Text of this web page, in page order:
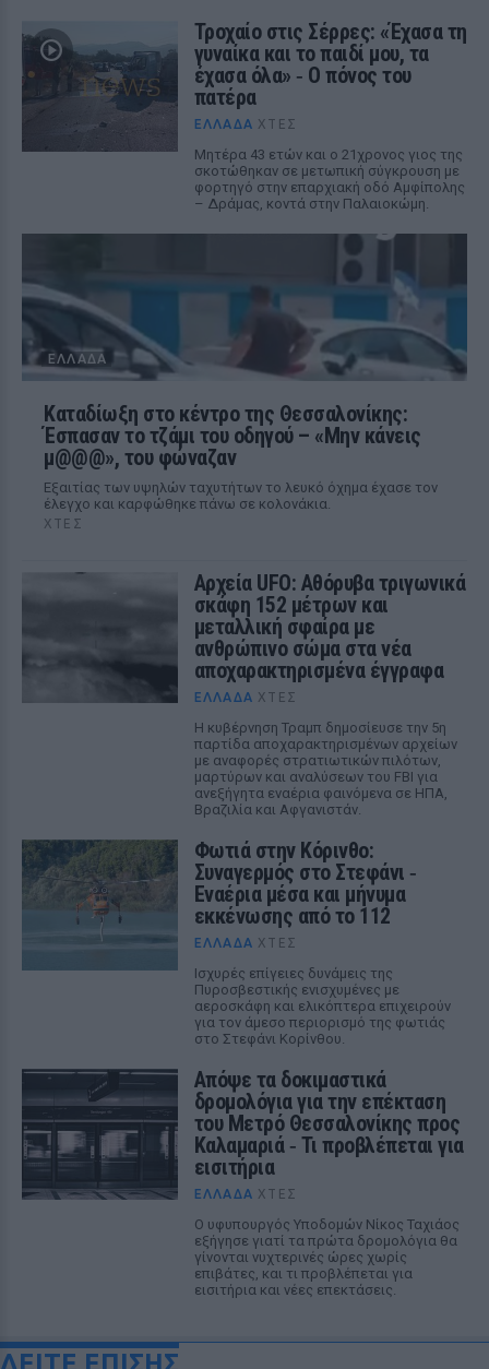
Τροχαίο στις Σέρρες: «Έχασα τη
γυναίκα και το παιδί μου, τα
έχασα όλα» ‑ Ο πόνος του
πατέρα
ΕΛΛΆΔΑ ΧΤΕΣ
Μητέρα 43 ετών και ο 21χρονος γιος της
σκοτώθηκαν σε μετωπική σύγκρουση με
φορτηγό στην επαρχιακή οδό Αμφίπολης
– Δράμας, κοντά στην Παλαιοκώμη.
ΕΛΛΆΔΑ
Καταδίωξη στο κέντρο της Θεσσαλονίκης:
Έσπασαν το τζάμι του οδηγού – «Μην κάνεις
μ@@@», του φώναζαν
Εξαιτίας των υψηλών ταχυτήτων το λευκό όχημα έχασε τον
έλεγχο και καρφώθηκε πάνω σε κολονάκια.
ΧΤΕΣ
Αρχεία UFO: Αθόρυβα τριγωνικά
σκάφη 152 μέτρων και
μεταλλική σφαίρα με
ανθρώπινο σώμα στα νέα
αποχαρακτηρισμένα έγγραφα
ΕΛΛΆΔΑ ΧΤΕΣ
Η κυβέρνηση Τραμπ δημοσίευσε την 5η
παρτίδα αποχαρακτηρισμένων αρχείων
με αναφορές στρατιωτικών πιλότων,
μαρτύρων και αναλύσεων του FBI για
ανεξήγητα εναέρια φαινόμενα σε ΗΠΑ,
Βραζιλία και Αφγανιστάν.
Φωτιά στην Κόρινθο:
Συναγερμός στο Στεφάνι ‑
Εναέρια μέσα και μήνυμα
εκκένωσης από το 112
ΕΛΛΆΔΑ ΧΤΕΣ
Ισχυρές επίγειες δυνάμεις της
Πυροσβεστικής ενισχυμένες με
αεροσκάφη και ελικόπτερα επιχειρούν
για τον άμεσο περιορισμό της φωτιάς
στο Στεφάνι Κορίνθου.
Απόψε τα δοκιμαστικά
δρομολόγια για την επέκταση
του Μετρό Θεσσαλονίκης προς
Καλαμαριά ‑ Τι προβλέπεται για
εισιτήρια
ΕΛΛΆΔΑ ΧΤΕΣ
Ο υφυπουργός Υποδομών Νίκος Ταχιάος
εξήγησε γιατί τα πρώτα δρομολόγια θα
γίνονται νυχτερινές ώρες χωρίς
επιβάτες, και τι προβλέπεται για
εισιτήρια και νέες επεκτάσεις.
ΔΕΙΤΕ ΕΠΙΣΗΣ